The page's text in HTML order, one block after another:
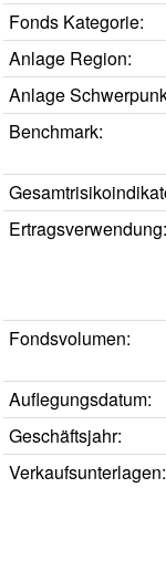
Fonds Kategorie:
Anlage Region:
Anlage
Benchmark:
Ertragsverwendung:
Fondsvolumen:
Auflegungsdatum:
Geschäftsjahr:
Verkaufsunterlagen: